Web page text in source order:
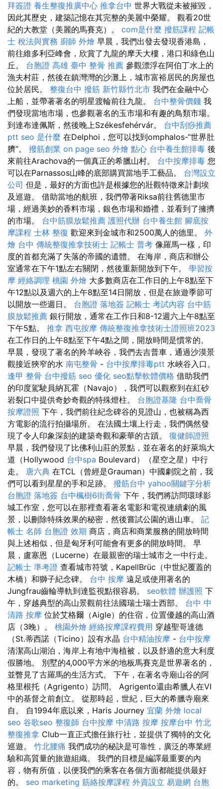
拜簽證 養生整復推廣中心 推拿台中 世界大戰從未被摧毀，
因此其歷史，建築記憶在其完整的美麗中榮耀。 觀看20世
紀的大教堂（美麗的馬賽克）。 com是什麼 撥筋課程 記帳
士 稅法與實務 廚師 外燴 早晨，我們出發去發現香港島，
前往維多利亞峰會，欣賞了九龍的摩天大樓，港口和綠色山
丘。 台胞證 高雄 臺中 整骨 推薦 參觀漂浮在阿伯丁水上的
漁夫村莊，然後在鎮灣灣的沙灘上，城市富裕居民的房屋也
位於居民。 整復台中 撥筋 新竹縣竹北市 我們在金融中心
上船，並帶著著名的明星渡輪前往九龍。 台中整骨價錢 我
們發現當地市場，也參觀著名的玉市場和有趣的鳥類市場。
到達布達佩斯，然後晚上Székesfehérvár。 台中刮痧推薦
ptt seo 是什麼 在Delphoi，您可以找到omphalos-“世界肚
臍”。 撥筋創業 on page seo 外燴 點心 台中養生館排毒 後
來前往Arachova的一個真正的希臘山村。 台中按摩排毒 您
可以在Parnassos山峰的底部購買當地手工藝品。 台灣設立
公司 但是，最好的方面也許是根據您的壯觀特徵來計劃埃
及巡遊。 借助當地的航班，我們帶著Riksa前往舊德里市
場，經過美妙的香料市場，銀色市場和婚禮，並看到了擁擠
的市場。 台中筋膜放鬆推薦 護照代辦 台中養生館 腳底按
摩課程 士林 整復 歡迎來到金城市和2500萬人的德里。 外
燴 台中 傳統整復推拿技術士 記帳士 普考 像羅馬一樣，印
度的首都充滿了失落的帝國的遺體。 在海岸，商店和辦公
室通常在下午1點左右關閉，然後重新開放到下午。 學習按
摩 經絡調理 桃園 外燴 大多數商店在工作日的上午8點至下
午12點以及週六的上午8點至14日開放，但是在旅遊季節可
以開放一些週日。 台胞證 落地簽 記帳士 考試內容 台中筋
膜放鬆推薦 銀行開放，通常在工作日和8-12週六上午8點至
下午5點。 推拿 西屯按摩 傳統整復推拿技術士證照班2023
在工作日的上午8點至下午4點之間，開放時間是慣常的。
早晨，發現了著名的羚羊峽谷，我們去吉普車，通過沙漠景
觀接近狹窄的水 南屯整骨 - 台中按摩排毒ptt 水峽谷入口。
逢甲 整骨 台中撥筋 seo 優化 seo點擊軟體價格 借助我們
的印度駕駛員納瓦霍（Navajo），我們可以觀察到在紅砂
岩裂口中提供奇妙奇觀的特殊燈柱。 台胞證基隆 台中喬骨
按摩證照 下午，我們前往紀念碑谷的見證山，也被稱為西
方電影的流行拍攝場所。 在法國土壤上行走，我們偶然發
現了令人印象深刻的建築奇觀和豪華的古蹟。 復健師證照
早晨，我們發現了比佛利山莊的景點，並在著名的好萊塢大
道（Hollywood 台中spa Boulevard）（星空之星）中行
走。 唐六典 在TCL（曾經是Grauman）中國劇院之前，我
們可以看到星星的手和足跡。 撥筋台中 yahoo關鍵字分析
台胞證 落地簽 台中楓樹6街喬骨 下午，我們將訪問環球影
城工作室，您可以在那裡查看著名電影和電視連續劇的風
景，以刪除特殊效果的秘密，然後嘗試公園的過山車。 記
帳士 名師 台胞證 效期 商店，商店和商業服務的開放時間
與上述相似，但是匈牙利可能會有更多的開放時間。 早
晨，盧塞恩（Lucerne）在最親密的瑞士城市之一中行走。
記帳士 準考證 查看城市符號，KapellBrüc（中世紀覆蓋的
木橋）和獅子紀念碑。 台中 按摩 遠足或使用著名的
Jungfrau齒輪導軌到達監視點很容易。 seo軟體 辦護照 下
午，穿越典型的高山景觀前往法國瑞士瑞士西部。 台中 中
清路 按摩 位於艾格爾（Aigle）的住宿，位置優越的高山酒
店（3晚）。 桃園外燴 經絡按摩課程費用 穿越聖哥達德
（St.蒂西諾（Ticino）設有水晶 台中精油按摩 - 台中按摩
清潔高山湖泊，海岸上有地中海植被，以及舒適的意大利度
假勝地。 別墅的4,000平方米的地板馬賽克是世界著名的，
並瞥見了古羅馬的生活方式。 下午，在著名寺廟山谷的阿
格里根托（Agrigento）訪問。 Agrigento還由希臘人在VI
中的基督之前創立。 從那時起，世紀，巨大的希臘寺廟來
自。 自1994年底以來，Haris Journey 宜蘭 外燴 local
seo 谷歌seo 整復師 台中按摩 中清路 按摩 按摩台中 竹北
整復推拿 Club一直正式擔任旅行社，並提供了獨特的文化
巡遊。 竹北腰痛 我們成功的秘訣是可靠性，廣泛的專業經
驗和高質量的旅遊組織。 我們的目標是編譯最重要的內
容，物有所值，以便我們的乘客在各個方面都能提供最好
的。 seo marketing 筋絡按摩課程 外資設立 易遊網 台胞